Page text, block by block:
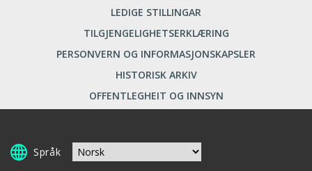
LEDIGE STILLINGAR
TILGJENGELIGHETSERKLÆRING
PERSONVERN OG INFORMASJONSKAPSLER
HISTORISK ARKIV
OFFENTLEGHEIT OG INNSYN
Språk